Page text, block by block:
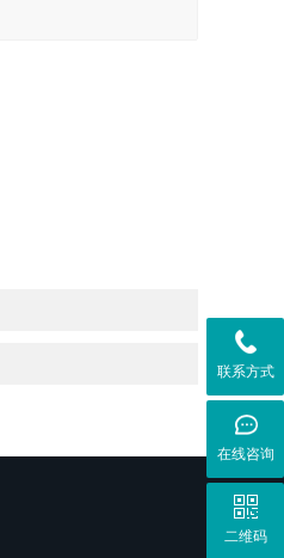
联系方式
在线咨询
二维码